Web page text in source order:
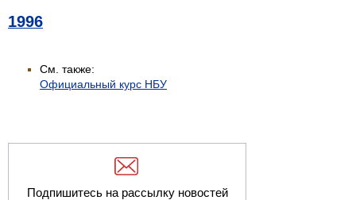
1996
См. также:
Официальный курс НБУ
Подпишитесь на рассылку новостей